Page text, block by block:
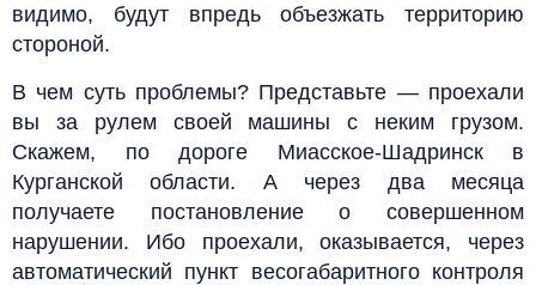
видимо, будут впредь объезжать территорию
стороной.
В чем суть проблемы? Представьте — проехали
вы за рулем своей машины с неким грузом.
Скажем, по дороге Миасское-Шадринск в
Курганской области. А через два месяца
получаете постановление о совершенном
нарушении. Ибо проехали, оказывается, через
автоматический пункт весогабаритного контроля